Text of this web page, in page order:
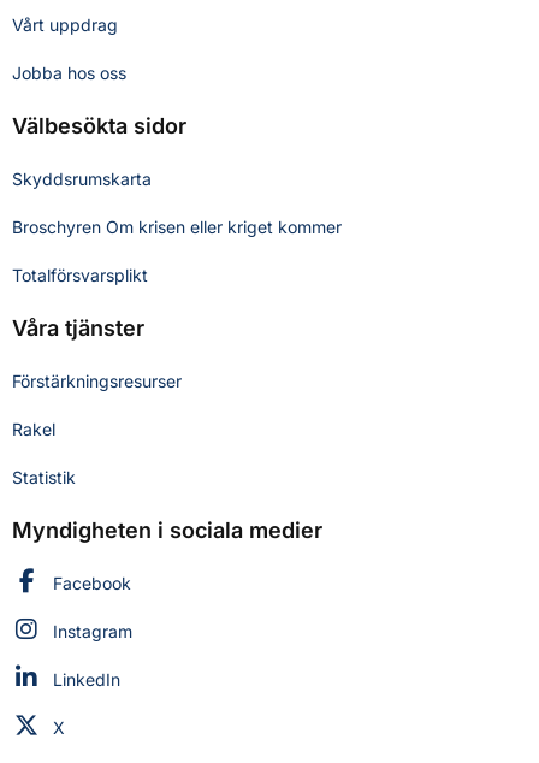
Vårt uppdrag
Jobba hos oss
Välbesökta sidor
Skyddsrumskarta
Broschyren Om krisen eller kriget kommer
Totalförsvarsplikt
Våra tjänster
Förstärkningsresurser
Rakel
Statistik
Myndigheten i sociala medier
Myndigheten för civilt försvar på
Facebook
Myndigheten för civilt försvar på
Instagram
Myndigheten för civilt försvar på
LinkedIn
Myndigheten för civilt försvar på
X